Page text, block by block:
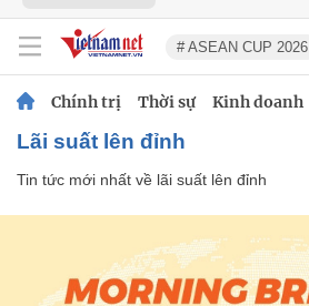
# ASEAN CUP 2026
Chính trị Thời sự Kinh doanh
lãi suất lên đỉnh
Tin tức mới nhất về lãi suất lên đỉnh